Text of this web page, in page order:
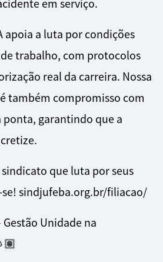
em serviço.
apoia a luta por condições
de trabalho, com protocolos
real da carreira. Nossa
também compromisso com
ponta, garantindo que a
que luta por seus
sindjufeba.org.br/filiacao/
Unidade na